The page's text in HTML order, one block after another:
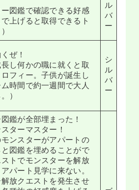
ー図鑑で確認できる好感
上げると取得できるト
ル
バ
ー
ぜ！
長し何かの職に就くと取
フィー。子供が誕生し
時間で約一週間で大人
）
シ
ル
バ
ー
図鑑が全部埋まった！
ターマスター！
モンスターがアパートの
と図鑑を埋めることがで
トでモンスターを解放
パート見学に来ない。
放クエストを発生させ